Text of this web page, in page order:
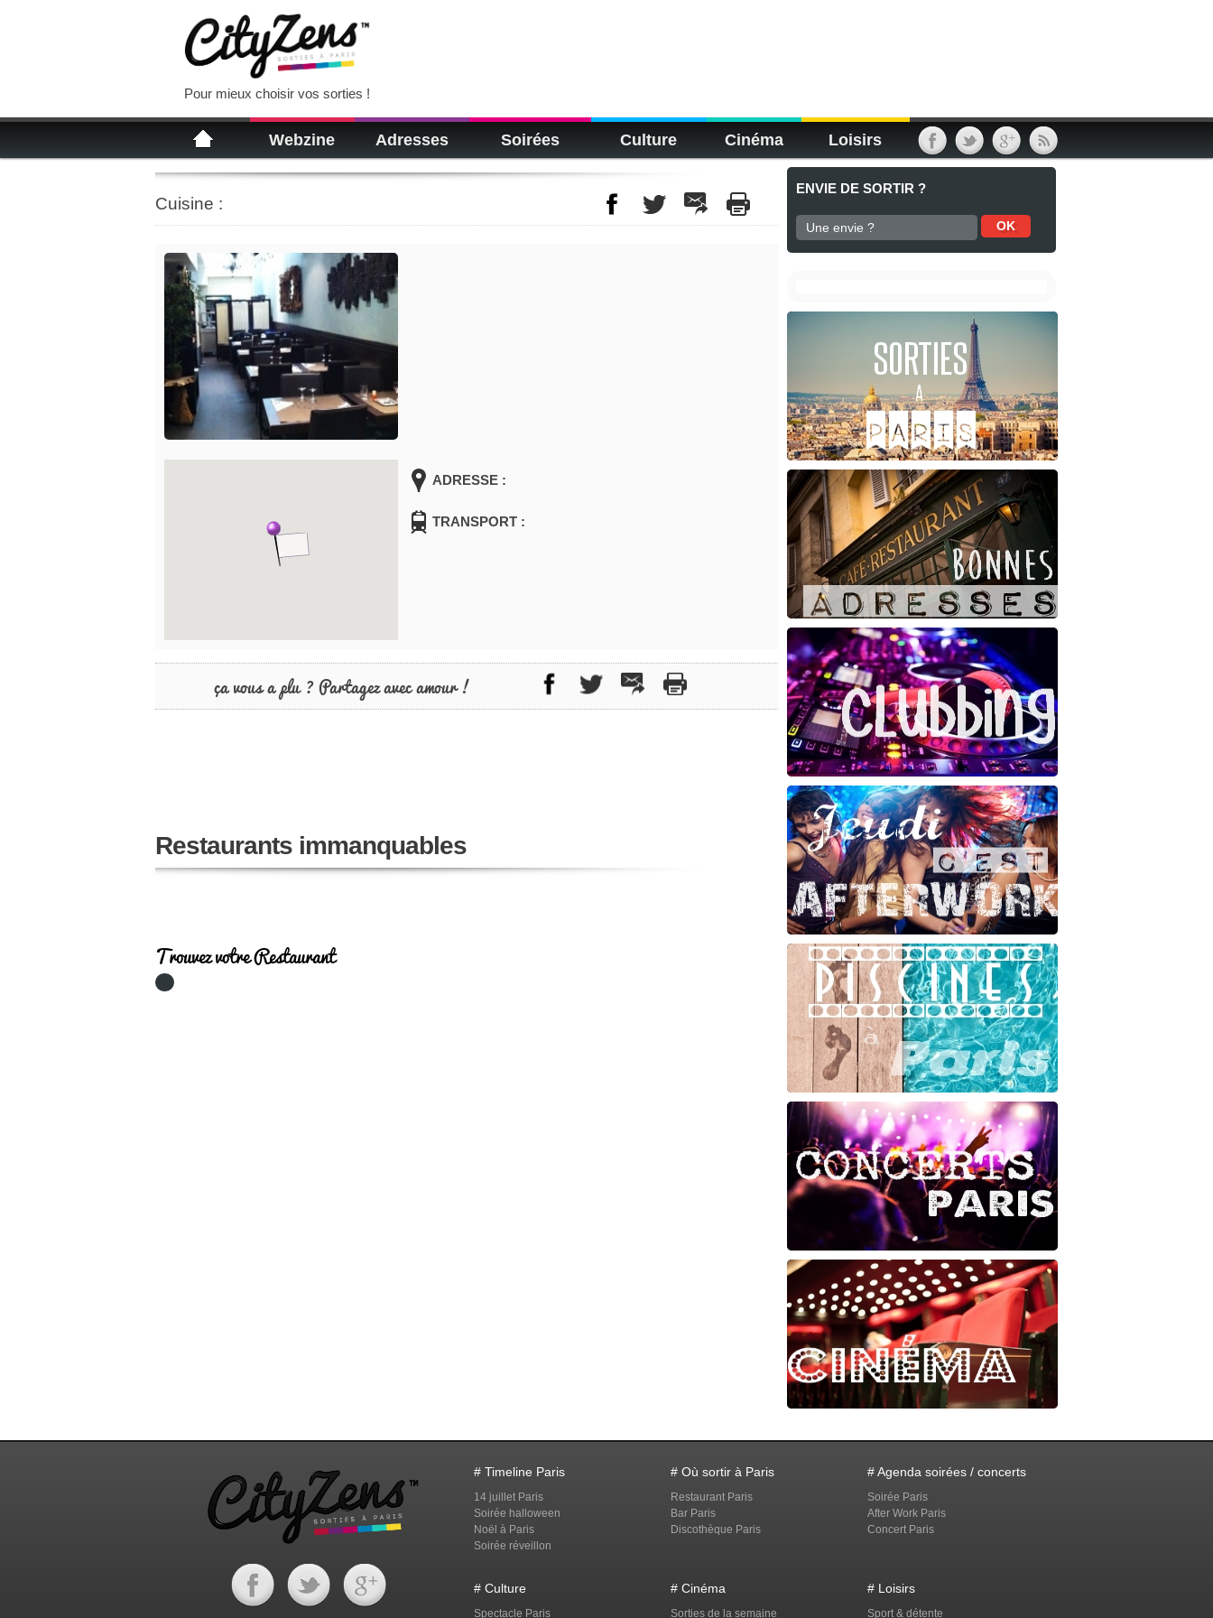
Pour mieux choisir vos sorties !
Webzine Adresses Soirées Culture Cinéma Loisirs
Cuisine :
ADRESSE :
TRANSPORT :
ça vous a plu ? Partagez avec amour !
Restaurants immanquables
Trouvez votre Restaurant
ENVIE DE SORTIR ?
# Timeline Paris
14 juillet Paris
Soirée halloween
Noël à Paris
Soirée réveillon
# Où sortir à Paris
Restaurant Paris
Bar Paris
Discothèque Paris
# Agenda soirées / concerts
Soirée Paris
After Work Paris
Concert Paris
# Culture
Spectacle Paris
# Cinéma
Sorties de la semaine
# Loisirs
Sport & détente